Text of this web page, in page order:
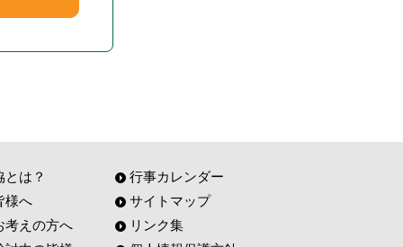
行事カレンダー
サイトマップ
リンク集
とは？
様へ
考えの方へ